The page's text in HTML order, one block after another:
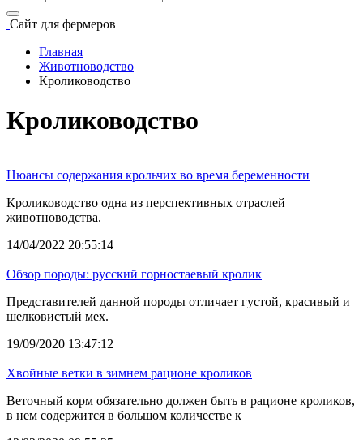
Сайт для фермеров
Главная
Животноводство
Кролиководство
Кролиководство
Нюансы содержания крольчих во время беременности
Кролиководство одна из перспективных отраслей
животноводства.
14/04/2022 20:55:14
Обзор породы: русский горностаевый кролик
Представителей данной породы отличает густой, красивый и
шелковистый мех.
19/09/2020 13:47:12
Хвойные ветки в зимнем рационе кроликов
Веточный корм обязательно должен быть в рационе кроликов,
в нем содержится в большом количестве к